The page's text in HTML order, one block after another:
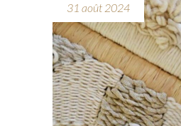
31 août 2024